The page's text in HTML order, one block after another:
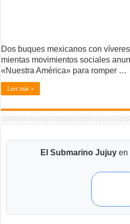
Dos buques mexicanos con
mientas movimientos sociales
«Nuestra América» para romper …
Leer más »
El Submarino Jujuy en